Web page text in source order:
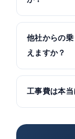
リマインダー
お得さ重視な
す。auショッ
対面の安心感
でしょう。
他社からの
えますか？
auひかり乗り
解約違約金や
他社の解約は
工事費は本
す。ただし工